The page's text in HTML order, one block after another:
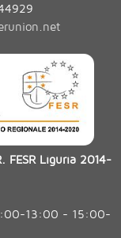
FESR Liguria 2014-
13:00 - 15:00-